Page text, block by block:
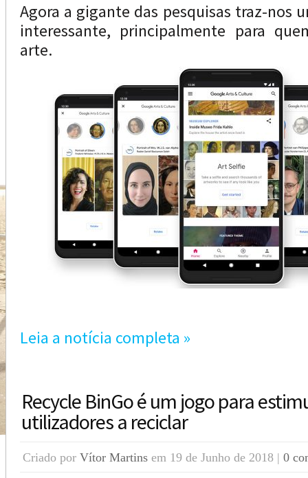
Agora a gigante das pesquisas traz-nos
interessante, principalmente para
arte.
Leia a notícia completa »
Recycle BinGo é um jogo para
utilizadores a reciclar
Criado por Vítor Martins em 19 de Junho de 2018 | 0